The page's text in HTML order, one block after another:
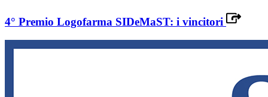
4° Premio Logofarma SIDeMaST: i vincitori